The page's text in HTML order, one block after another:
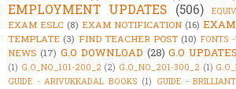
EMPLOYMENT UPDATES (506)
EXAM ESLC (8) EXAM NOTIFICATION (16)
TEMPLATE (3) FIND TEACHER POST (10) FONTS
NEWS (17) G.O DOWNLOAD (28) G.O UPDATES
(1) G.O_NO_101-200_2 (2) G.O_NO_201-300_2 (1)
GUIDE - ARIVUKKADAL BOOKS (1) GUIDE -